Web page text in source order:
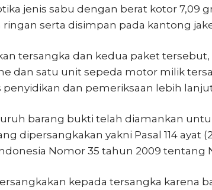
jenis sabu dengan berat kotor 7,09
serta disimpan pada kantong
tersangka dan kedua paket
dan satu unit sepeda motor milik
dan pemeriksaan lebih
barang bukti telah diamankan
dipersangkakan yakni Pasal 114 ayat
Nomor 35 tahun 2009 tentang
kepada tersangka karena